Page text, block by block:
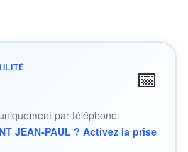
📅
par téléphone.
JEAN-PAUL ? Activez la prise